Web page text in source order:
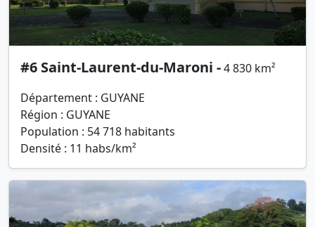
#6 Saint-Laurent-du-Maroni -4 830 km²
Département : GUYANE
Région : GUYANE
Population : 54 718 habitants
Densité : 11 habs/km²